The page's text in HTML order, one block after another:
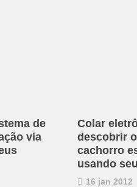
de
via
Colar
descobrir
cachorro
usando
16 jan 2012